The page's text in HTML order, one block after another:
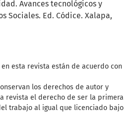
Avances tecnológicos y
Sociales. Ed. Códice. Xalapa,
esta revista están de acuerdo con
los derechos de autor y
revista el derecho de ser la primera
trabajo al igual que licenciado bajo